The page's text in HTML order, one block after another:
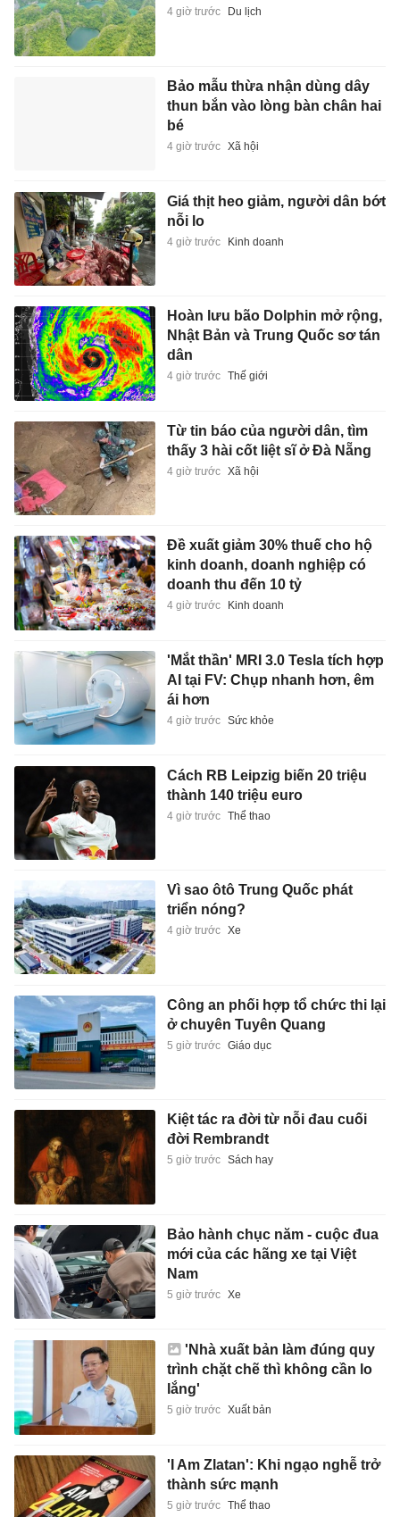
4 giờ trước Du lịch
Bảo mẫu thừa nhận dùng dây
thun bắn vào lòng bàn chân hai
bé
4 giờ trước Xã hội
Giá thịt heo giảm, người dân bớt
nỗi lo
4 giờ trước Kinh doanh
Hoàn lưu bão Dolphin mở rộng,
Nhật Bản và Trung Quốc sơ tán
dân
4 giờ trước Thế giới
Từ tin báo của người dân, tìm
thấy 3 hài cốt liệt sĩ ở Đà Nẵng
4 giờ trước Xã hội
Đề xuất giảm 30% thuế cho hộ
kinh doanh, doanh nghiệp có
doanh thu đến 10 tỷ
4 giờ trước Kinh doanh
'Mắt thần' MRI 3.0 Tesla tích hợp
AI tại FV: Chụp nhanh hơn, êm
ái hơn
4 giờ trước Sức khỏe
Cách RB Leipzig biến 20 triệu
thành 140 triệu euro
4 giờ trước Thể thao
Vì sao ôtô Trung Quốc phát
triển nóng?
4 giờ trước Xe
Công an phối hợp tổ chức thi lại
ở chuyên Tuyên Quang
5 giờ trước Giáo dục
Kiệt tác ra đời từ nỗi đau cuối
đời Rembrandt
5 giờ trước Sách hay
Bảo hành chục năm - cuộc đua
mới của các hãng xe tại Việt
Nam
5 giờ trước Xe
'Nhà xuất bản làm đúng quy
trình chặt chẽ thì không cần lo
lắng'
5 giờ trước Xuất bản
'I Am Zlatan': Khi ngạo nghễ trở
thành sức mạnh
5 giờ trước Thể thao